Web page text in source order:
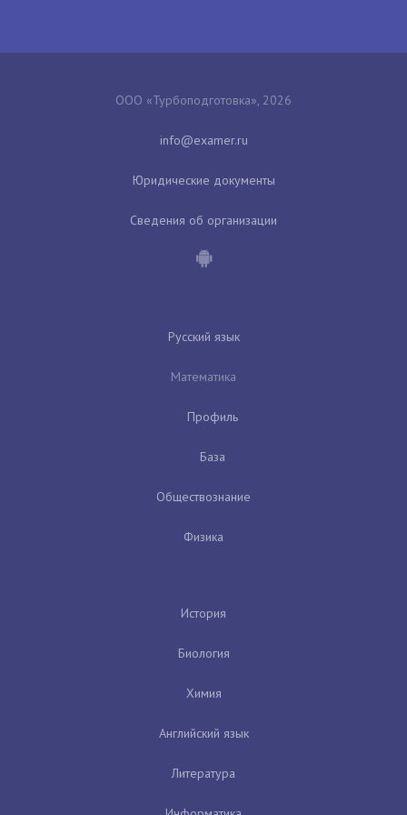
ООО «Турбоподготовка», 2026
Юридические документы
Сведения об организации
Русский язык
Математика
Профиль
База
Обществознание
Физика
История
Биология
Химия
Английский язык
Литература